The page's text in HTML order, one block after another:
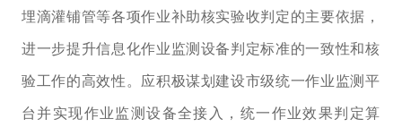
埋滴灌铺管等各项作业补助核实验收判定的主要依据，
进一步提升信息化作业监测设备判定标准的一致性和核
验工作的高效性。应积极谋划建设市级统一作业监测平
台并实现作业监测设备全接入，统一作业效果判定算